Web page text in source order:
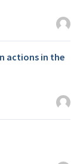
actions in the